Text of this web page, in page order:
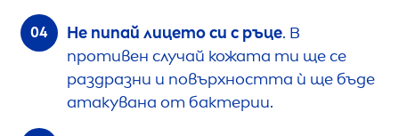
Не пипай лицето си с ръце. В
противен случай кожата ти ще се
раздразни и повърхността ѝ ще бъде
атакувана от бактерии.